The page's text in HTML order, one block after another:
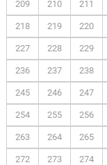
209 210 211
218 219 220
227 228 229
236 237 238
245 246 247
254 255 256
263 264 265
272 273 274